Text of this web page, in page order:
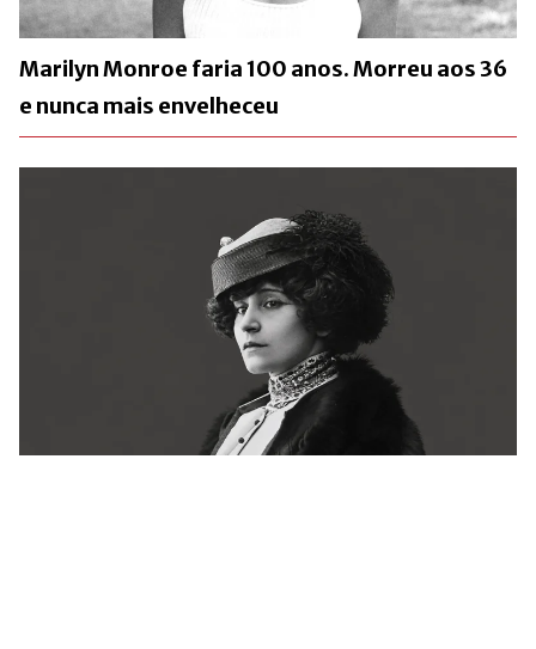
Marilyn Monroe faria 100 anos. Morreu aos 36
e nunca mais envelheceu